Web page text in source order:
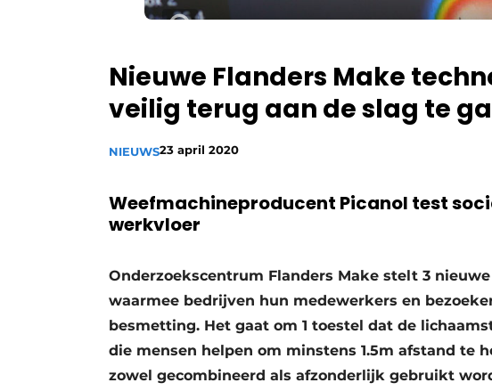
Privacy / Cookie statement
Vacature aanmelden
Vacatures
Nieuwe Flanders Make
veilig terug aan de slag te
NIEUWS23 april 2020
Weefmachineproducent Picanol test
werkvloer
Onderzoekscentrum Flanders Make stelt 3
waarmee bedrijven hun medewerkers en
besmetting. Het gaat om 1 toestel dat de
die mensen helpen om minstens 1.5m afstand te
zowel gecombineerd als afzonderlijk gebruikt